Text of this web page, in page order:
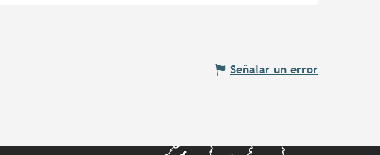
Señalar un error